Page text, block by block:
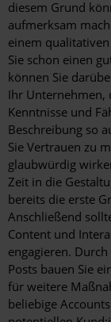
diesem Grund
aufmerksam
einem
Sie schon einen
können Sie
Ihr Unternehmen,
Kenntnisse und
Beschreibung so
Sie Vertrauen zu
glaubwürdig
Zeit in die
bereits die erste
Anschließend
Content und
engagieren.
Posts bauen Sie
für weitere
beliebige